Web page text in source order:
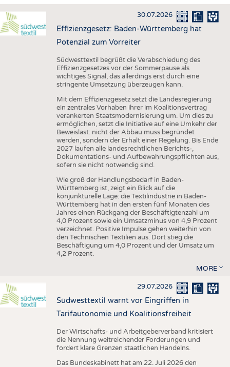
HAUS- UND HEIMTEXTILIEN
BEKLEIDUNG
AUSSCHREIBUNGEN
DTV AUSSCHREIBUNGSDIENST
STATISTICS
ADRESSEN & LINKS
PUBLIKATIONEN
TERMINE
BRANCHENTERMINE
30.07.2026
Effizienzgesetz: Baden-Württemberg hat
Potenzial zum Vorreiter
Südwesttextil begrüßt die Verabschiedung des
Effizienzgesetzes vor der Sommerpause als
wichtiges Signal, das allerdings erst durch eine
stringente Umsetzung überzeugen kann.
Mit dem Effizienzgesetz setzt die Landesregierung
ein zentrales Vorhaben ihrer im Koalitionsvertrag
verankerten Staatsmodernisierung um. Um dies zu
ermöglichen, setzt die Initiative auf eine Umkehr der
Beweislast: nicht der Abbau muss begründet
werden, sondern der Erhalt einer Regelung. Bis Ende
2027 laufen alle landesrechtlichen Berichts-,
Dokumentations- und Aufbewahrungspflichten aus,
sofern sie nicht notwendig sind.
Wie groß der Handlungsbedarf in Baden-
Württemberg ist, zeigt ein Blick auf die
konjunkturelle Lage: die Textilindustrie in Baden-
Württemberg hat in den ersten fünf Monaten des
Jahres einen Rückgang der Beschäftigtenzahl um
4,0 Prozent sowie ein Umsatzminus von 4,9 Prozent
verzeichnet. Positive Impulse gehen weiterhin von
den Technischen Textilien aus. Dort stieg die
Beschäftigung um 4,0 Prozent und der Umsatz um
4,2 Prozent.
MORE
29.07.2026
Südwesttextil warnt vor Eingriffen in
Tarifautonomie und Koalitionsfreiheit
Der Wirtschafts- und Arbeitgeberverband kritisiert
die Nennung weitreichender Forderungen und
fordert klare Grenzen staatlichen Handelns.
Das Bundeskabinett hat am 22. Juli 2026 den